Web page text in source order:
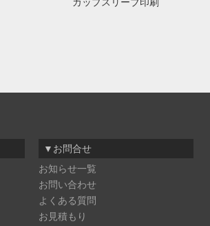
カップスリーブ印刷
▼お問合せ
お知らせ一覧
お問い合わせ
よくある質問
お見積もり